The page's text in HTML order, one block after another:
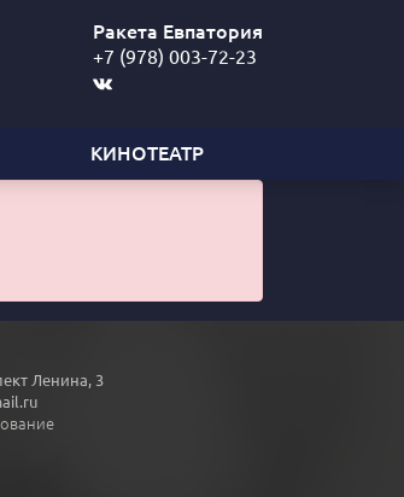
Ракета Евпатория
+7 (978) 003-72-23
КИНОТЕАТР
Ленина, 3